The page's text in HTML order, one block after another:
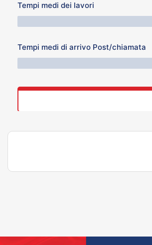
Tempi medi dei lavori
Tempi medi di arrivo Post/chiamata